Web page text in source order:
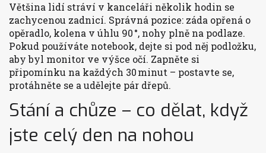
Většina lidí stráví v kanceláři několik hodin se
zachycenou zadnicí. Správná pozice: záda opřená o
opěradlo, kolena v úhlu 90 °, nohy plně na podlaze.
Pokud používáte notebook, dejte si pod něj podložku,
aby byl monitor ve výšce očí. Zapněte si
připomínku na každých 30 minut – postavte se,
protáhněte se a udělejte pár dřepů.
Stání a chůze – co dělat, když
jste celý den na nohou